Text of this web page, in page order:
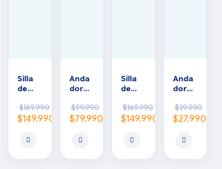
Silla
de
s para
niños
$169.990
$149.990
Anda
dor
asient
o
$99.990
$79.990
Silla
de
s
traum
gica
niño
$169.990
$149.990
Anda
dor
ble
regul
en
$39.990
$27.990